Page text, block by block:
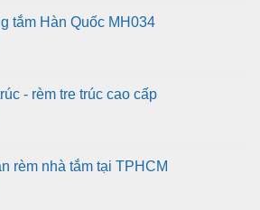
tắm Hàn Quốc MH034
- rèm tre trúc cao cấp
rèm nhà tắm tại TPHCM